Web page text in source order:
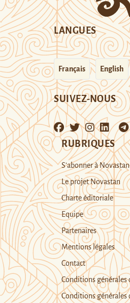
LANGUES
Français English
SUIVEZ-NOUS
RUBRIQUES
S’abonner à Novastan
Le projet Novastan
Charte éditoriale
Equipe
Partenaires
Mentions légales
Contact
Conditions générales
Conditions générales